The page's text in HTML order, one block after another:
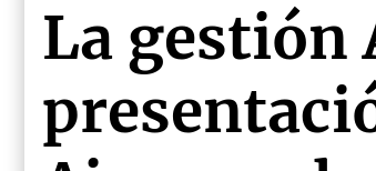
La gestión